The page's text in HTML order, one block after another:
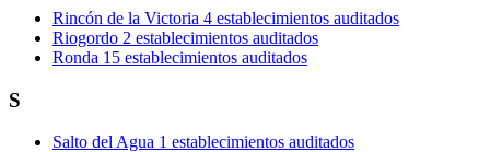
Rincón de la Victoria 4 establecimientos auditados
Riogordo 2 establecimientos auditados
Ronda 15 establecimientos auditados
S
Salto del Agua 1 establecimientos auditados